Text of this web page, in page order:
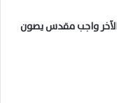
الآخر واجب مقدس يصون